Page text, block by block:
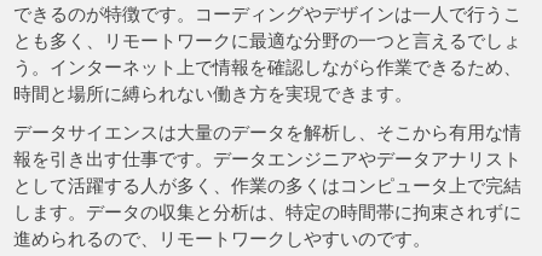
できるのが特徴です。コーディングやデザインは一人で行うこ
とも多く、リモートワークに最適な分野の一つと言えるでしょ
う。インターネット上で情報を確認しながら作業できるため、
時間と場所に縛られない働き方を実現できます。
データサイエンスは大量のデータを解析し、そこから有用な情
報を引き出す仕事です。データエンジニアやデータアナリスト
として活躍する人が多く、作業の多くはコンピュータ上で完結
します。データの収集と分析は、特定の時間帯に拘束されずに
進められるので、リモートワークしやすいのです。